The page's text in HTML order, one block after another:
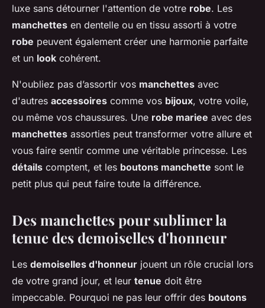
luxe sans détourner l'attention de votre robe. Les
manchettes en dentelle ou en tissu assorti à votre
robe peuvent également créer une harmonie parfaite
et un look cohérent.
N'oubliez pas d’assortir vos manchettes avec
d'autres accessoires comme vos bijoux, votre voile,
ou même vos chaussures. Une robe mariee avec des
manchettes assorties peut transformer votre allure et
vous faire sentir comme une véritable princesse. Les
détails comptent, et les boutons manchette sont le
petit plus qui peut faire toute la différence.
Des manchettes pour sublimer la
tenue des demoiselles d'honneur
Les demoiselles d'honneur jouent un rôle crucial lors
de votre grand jour, et leur tenue doit être
impeccable. Pourquoi ne pas leur offrir des boutons